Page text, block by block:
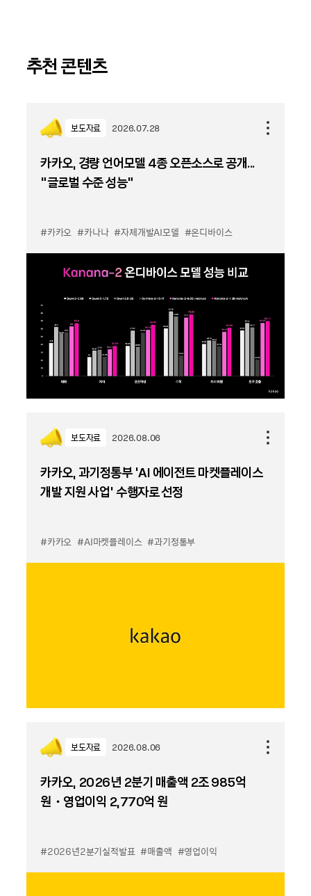
추천 콘텐츠
보도자료 2026.07.28
카카오, 경량 언어모델 4종 오픈소스로 공개...
“글로벌 수준 성능”
#카카오 #카나나 #자체개발AI모델 #온디바이스
보도자료 2026.08.06
카카오, 과기정통부 ‘AI 에이전트 마켓플레이스
개발 지원 사업’ 수행자로 선정
#카카오 #AI마켓플레이스 #과기정통부
보도자료 2026.08.06
카카오, 2026년 2분기 매출액 2조 985억
원・영업이익 2,770억 원
#2026년2분기실적발표 #매출액 #영업이익